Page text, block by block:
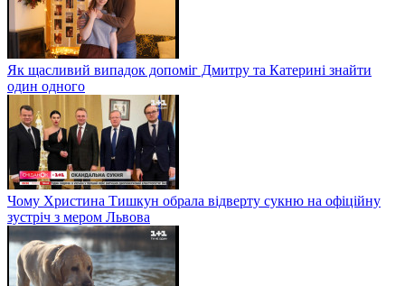
Як щасливий випадок допоміг Дмитру та Катерині знайти
один одного
Чому Христина Тишкун обрала відверту сукню на офіційну
зустріч з мером Львова